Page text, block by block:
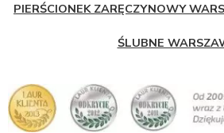
PIERŚCIONEK ZARĘCZYNOWY
ŚLUBNE